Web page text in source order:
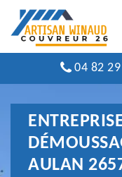
04 82
AULAN